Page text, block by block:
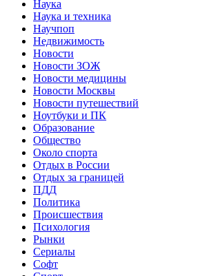
Наука
Наука и техника
Научпоп
Недвижимость
Новости
Новости ЗОЖ
Новости медицины
Новости Москвы
Новости путешествий
Ноутбуки и ПК
Образование
Общество
Около спорта
Отдых в России
Отдых за границей
ПДД
Политика
Происшествия
Психология
Рынки
Сериалы
Софт